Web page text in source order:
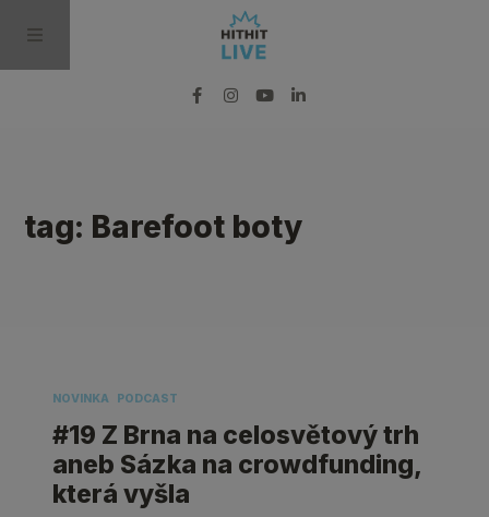
PODCAST
tag: Barefoot boty
NOVINKA PODCAST
#19 Z Brna na celosvětový trh
aneb Sázka na crowdfunding,
která vyšla